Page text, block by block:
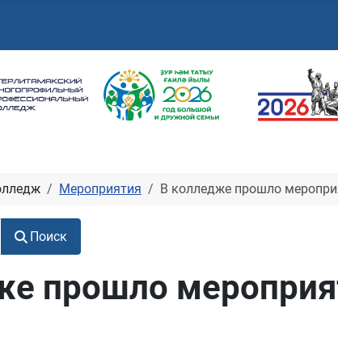
Мероприятия В колледже прошло
Поиск
прошло